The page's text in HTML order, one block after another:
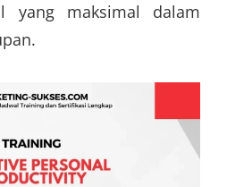
yang maksimal dalam